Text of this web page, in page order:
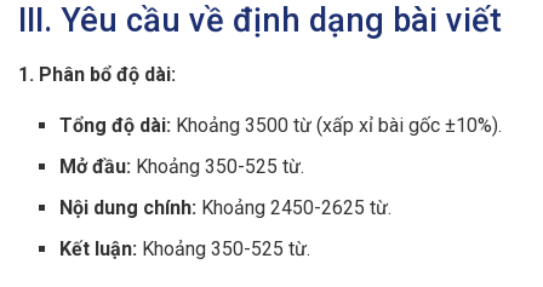
III. Yêu cầu về định dạng bài viết
1. Phân bổ độ dài:
Tổng độ dài: Khoảng 3500 từ (xấp xỉ bài gốc ±10%).
Mở đầu: Khoảng 350-525 từ.
Nội dung chính: Khoảng 2450-2625 từ.
Kết luận: Khoảng 350-525 từ.